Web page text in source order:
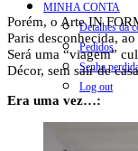
MINHA CONTA
Detalhes da
Pedidos
Senha
Log out
Porém, o Arte IN
Paris desconhecida,
Será uma “viagem”
Décor, sem sair de
Era uma vez…: